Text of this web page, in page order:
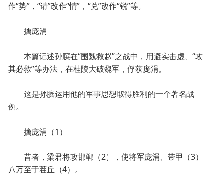
作“势”，“请”改作“情”，“兑”改作“锐”等。
擒庞涓
本篇记述孙膑在“围魏救赵”之战中，用避实击虚、“攻
其必救”等办法，在桂陵大破魏军，俘获庞涓。
这是孙膑运用他的军事思想取得胜利的一个著名战
例。
擒庞涓（1）
昔者，梁君将攻邯郸（2），使将军庞涓、带甲（3）
八万至于茬丘（4）。